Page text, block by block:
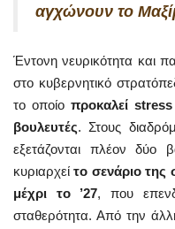
αγχώνουν το
Έντονη νευρικότητα και
στο κυβερνητικό
το οποίοπροκαλεί
βουλευτές. Στους
εξετάζονται πλέον δύο
κυριαρχείτο σενάριο
μέχρι το ’27, που
σταθερότητα. Από την